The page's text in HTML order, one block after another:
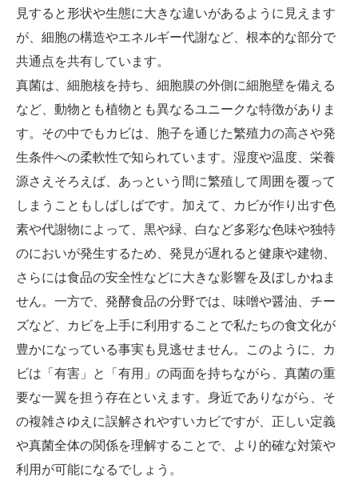
見すると形状や生態に大きな違いがあるように見えます
が、細胞の構造やエネルギー代謝など、根本的な部分で
共通点を共有しています。
真菌は、細胞核を持ち、細胞膜の外側に細胞壁を備える
など、動物とも植物とも異なるユニークな特徴がありま
す。その中でもカビは、胞子を通じた繁殖力の高さや発
生条件への柔軟性で知られています。湿度や温度、栄養
源さえそろえば、あっという間に繁殖して周囲を覆って
しまうこともしばしばです。加えて、カビが作り出す色
素や代謝物によって、黒や緑、白など多彩な色味や独特
のにおいが発生するため、発見が遅れると健康や建物、
さらには食品の安全性などに大きな影響を及ぼしかねま
せん。一方で、発酵食品の分野では、味噌や醤油、チー
ズなど、カビを上手に利用することで私たちの食文化が
豊かになっている事実も見逃せません。このように、カ
ビは「有害」と「有用」の両面を持ちながら、真菌の重
要な一翼を担う存在といえます。身近でありながら、そ
の複雑さゆえに誤解されやすいカビですが、正しい定義
や真菌全体の関係を理解することで、より的確な対策や
利用が可能になるでしょう。